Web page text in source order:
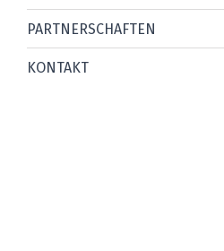
PARTNERSCHAFTEN
KONTAKT